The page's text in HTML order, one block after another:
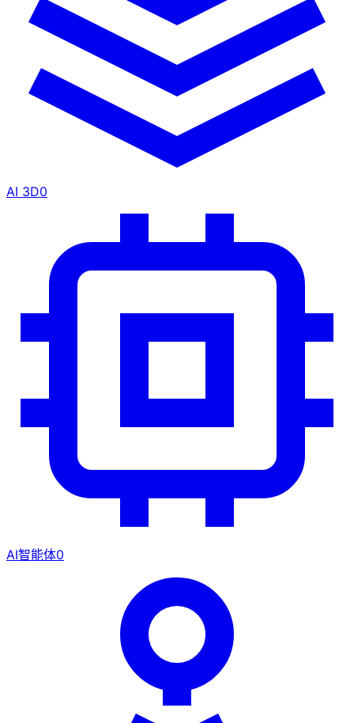
AI 3D0
AI智能体0